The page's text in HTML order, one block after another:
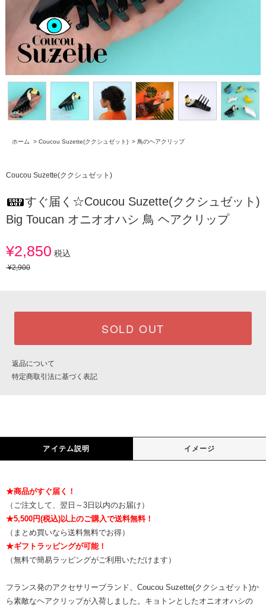
ホーム > Coucou Suzette(ククシュゼット) > 鳥のヘアクリップ
Coucou Suzette(ククシュゼット)
すぐ届く☆Coucou Suzette(ククシュゼット)
Big Toucan オニオオハシ 鳥 ヘアクリップ
¥2,850 税込
¥2,900
SOLD OUT
返品について
特定商取引法に基づく表記
アイテム説明 イメージ
★商品がすぐ届く！
（ご注文して、翌日～3日以内のお届け）
★5,500円(税込)以上のご購入で送料無料！
（まとめ買いなら送料無料でお得）
★ギフトラッピングが可能！
（無料で簡易ラッピングがご利用いただけます）
フランス発のアクセサリーブランド、Coucou Suzette(ククシュゼット)か
ら素敵なヘアクリップが入荷しました。キョトンとしたオニオオハシの